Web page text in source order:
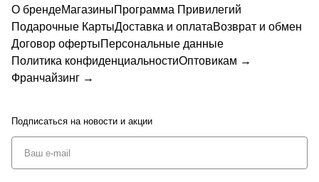
TI
SF
01
6a-
42
TTI
SN030
-102a
TTI
SE028
-8a
TTI
SN031
-2a
TTI
SJ031-
102a
ETTI
SJ029-
42b
TTI
SU024 SU019 SJ
О брендеМагазиныПрограмма Привилегий
Подарочные КартыДоставка и оплатаВозврат и обмен
Договор офертыПерсональные данные
Политика конфиденциальностиОптовикам →
Франчайзинг →
Подписаться на новости и акции